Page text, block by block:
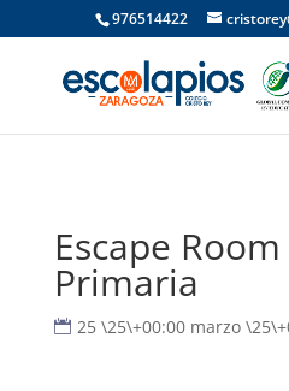
976514422
Escape
Primaria
25 \25\+00:00 marzo